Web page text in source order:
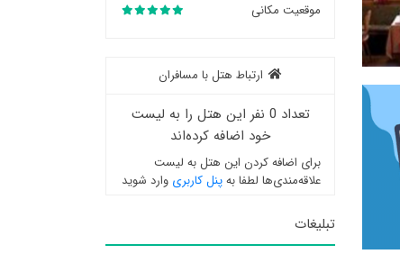
موقعیت مکانی
ارتباط هتل با مسافران
تعداد 0 نفر این هتل را به لیست
خود اضافه کرده‌اند
برای اضافه کردن این هتل به لیست
علاقه‌مندی‌ها لطفا بهپنل کاربری وارد شوید
تبلیغات